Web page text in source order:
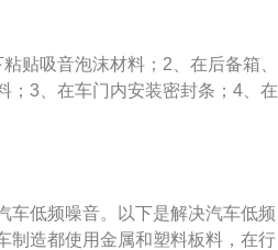
正常范围；2、清理石子和杂
缝里会卡进一些小石块或者其他金
大的噪声。另外，石块卡在轮胎
甚至还会引起漏气或者爆胎。所以
时还能减少发生爆胎的概率；
噪声。除了需拆除整车前后座椅
，然后在四个车门、门边部位、轮
材料。还有一点，平时也要好好保
贴吸音泡沫材料；2、在后备箱、
；3、在车门内安装密封条；4、在
轮胎。汽车噪声大的原因是：发
花塞积碳。
车低频噪音。以下是解决汽车低频
制造都使用金属和塑料板料，在行